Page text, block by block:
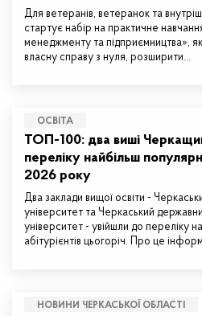
Для ветеранів, ветеранок та
стартує набір на практичне
менеджменту та підприємництва»,
власну справу з нуля, розширити…
ОСВІТА
ТОП-100: два виші
переліку найбільш
2026 року
Два заклади вищої освіти -
університет та Черкаський
університет - увійшли до переліку
абітурієнтів цьогоріч. Про це
НОВИНИ ЧЕРКАСЬКОЇ ОБЛАСТІ